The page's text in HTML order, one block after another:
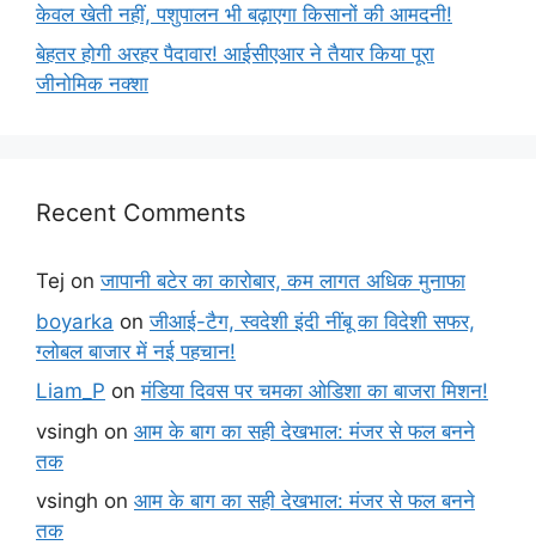
केवल खेती नहीं, पशुपालन भी बढ़ाएगा किसानों की आमदनी!
बेहतर होगी अरहर पैदावार! आईसीएआर ने तैयार किया पूरा
जीनोमिक नक्शा
Recent Comments
Tej onजापानी बटेर का कारोबार, कम लागत अधिक मुनाफा
boyarka onजीआई-टैग, स्वदेशी इंदी नींबू का विदेशी सफर,
ग्लोबल बाजार में नई पहचान!
Liam_P onमंडिया दिवस पर चमका ओडिशा का बाजरा मिशन!
vsingh on आम के बाग का सही देखभाल: मंजर से फल बनने
तक
vsingh on आम के बाग का सही देखभाल: मंजर से फल बनने
तक